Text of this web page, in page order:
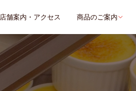
店舗案内・アクセス 商品のご案内